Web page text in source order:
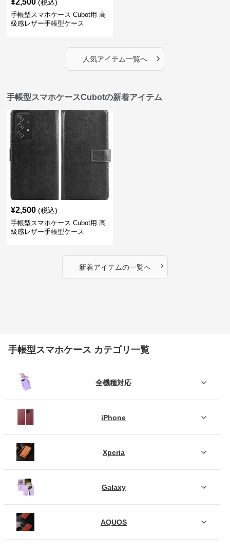
¥2,500 (税込)
手帳型スマホケース Cubot用 高
級感レザー手帳型ケース
人気アイテム一覧へ ›
手帳型スマホケースCubotの新着アイテム
¥2,500 (税込)
手帳型スマホケース Cubot用 高
級感レザー手帳型ケース
新着アイテムの一覧へ ›
手帳型スマホケース カテゴリ一覧
全機種対応
iPhone
Xperia
Galaxy
AQUOS